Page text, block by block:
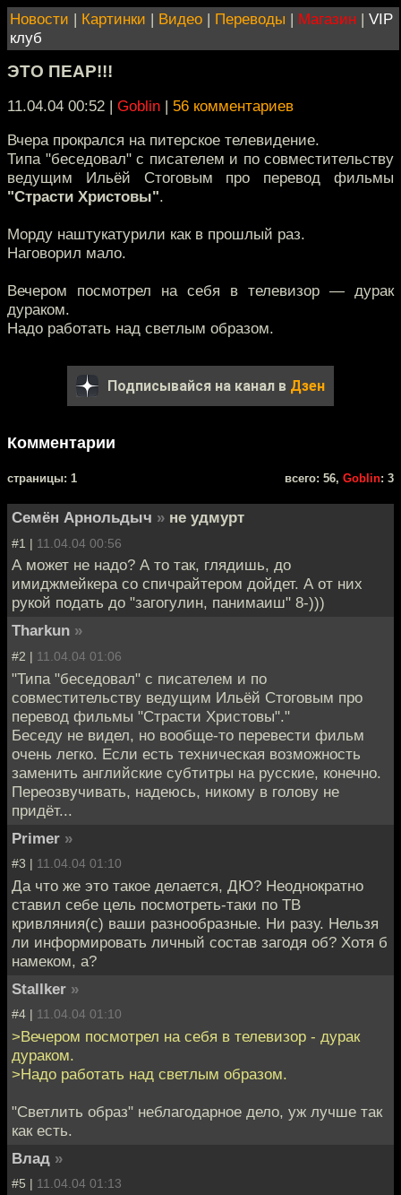
Новости | Картинки | Видео | Переводы | Магазин | VIP
клуб
ЭТО ПЕАР!!!
11.04.04 00:52 | Goblin | 56 комментариев
Вчера прокрался на питерское телевидение.
Типа "беседовал" с писателем и по совместительству
ведущим Ильёй Стоговым про перевод фильмы
"Страсти Христовы".
Морду наштукатурили как в прошлый раз.
Наговорил мало.
Вечером посмотрел на себя в телевизор — дурак
дураком.
Надо работать над светлым образом.
Подписывайся на канал в Дзен
Комментарии
cтраницы: 1 всего: 56, Goblin: 3
Семён Арнольдыч » не удмурт
#1 | 11.04.04 00:56
А может не надо? А то так, глядишь, до
имиджмейкера со спичрайтером дойдет. А от них
рукой подать до "загогулин, панимаиш" 8-)))
Tharkun »
#2 | 11.04.04 01:06
"Типа "беседовал" с писателем и по
совместительству ведущим Ильёй Стоговым про
перевод фильмы "Страсти Христовы"."
Беседу не видел, но вообще-то перевести фильм
очень легко. Если есть техническая возможность
заменить английские субтитры на русские, конечно.
Переозвучивать, надеюсь, никому в голову не
придёт...
Primer »
#3 | 11.04.04 01:10
Да что же это такое делается, ДЮ? Неоднократно
ставил себе цель посмотреть-таки по ТВ
кривляния(с) ваши разнообразные. Ни разу. Нельзя
ли информировать личный состав загодя об? Хотя б
намеком, а?
Stallker »
#4 | 11.04.04 01:10
>Вечером посмотрел на себя в телевизор - дурак
дураком.
>Надо работать над светлым образом.
"Светлить образ" неблагодарное дело, уж лучше так
как есть.
Влад »
#5 | 11.04.04 01:13